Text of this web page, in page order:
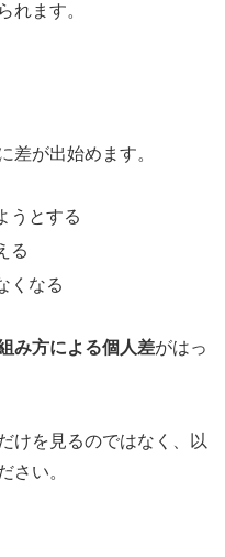
れます。
差が出始めます。
うとする
る
くなる
み方による個人差がはっ
けを見るのではなく、以
さい。